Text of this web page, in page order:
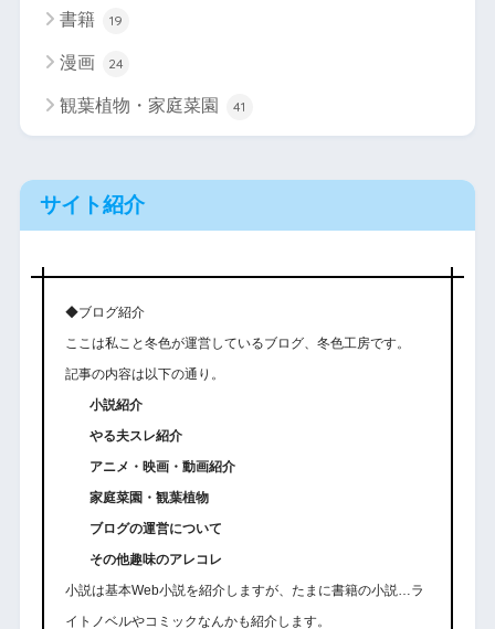
書籍 19
漫画 24
観葉植物・家庭菜園 41
サイト紹介
◆ブログ紹介
ここは私こと冬色が運営しているブログ、冬色工房です。
記事の内容は以下の通り。
小説紹介
やる夫スレ紹介
アニメ・映画・動画紹介
家庭菜園・観葉植物
ブログの運営について
その他趣味のアレコレ
小説は基本Web小説を紹介しますが、たまに書籍の小説…ラ
イトノベルやコミックなんかも紹介します。